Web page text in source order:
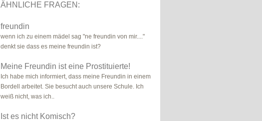
ÄHNLICHE FRAGEN:
freundin
wenn ich zu einem mädel sag "ne freundin von mir...."
denkt sie dass es meine freundin ist?
Meine Freundin ist eine Prostituierte!
Ich habe mich informiert, dass meine Freundin in einem
Bordell arbeitet. Sie besucht auch unsere Schule. Ich
weiß nicht, was ich..
Ist es nicht Komisch?